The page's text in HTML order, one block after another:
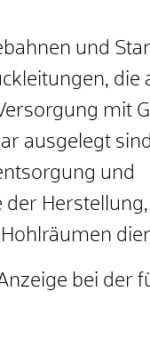
und
die
mit
ausgelegt
und
bei